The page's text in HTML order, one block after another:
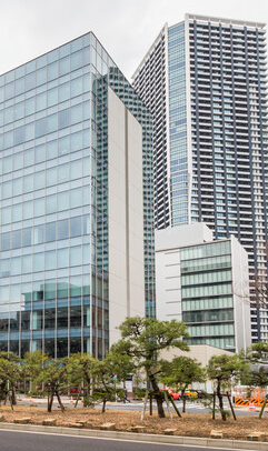
ホームタウン活動
アカデミー
スクール
その他
チケット販売スケジュール
️スタジアムを知る
スタジアムアクセス
スタジアムマップ
観戦方法を知る
スタジアム観戦ガイド
観戦マナー＆ルール
ビジターサポーターの皆様へ
車イスでの観戦
選手・スタッフ紹介
ファンクラブ
クラブゼルビスタへの入会
シーズンシート
ＦＣ町田ゼルビアをサポート
トレーニングの見学・ファンサ
ボランティア
ＦＣ町田ゼルビアカレンダー
三輪緑山ベースを利用
三輪緑山ベースご利用案内
グッズを買う
グッズを買うトップ
オンラインストア
ユニフォーム
ホームタウン
ホームタウントップ
ゼルビアアシスト募集
ゼルビアアシスト協賛企業一覧
ゼルナビ
ゼル塾
ＦＣ町田ゼルビアスポーツクラ
パートナー
パートナートップ
パートナー企業一覧